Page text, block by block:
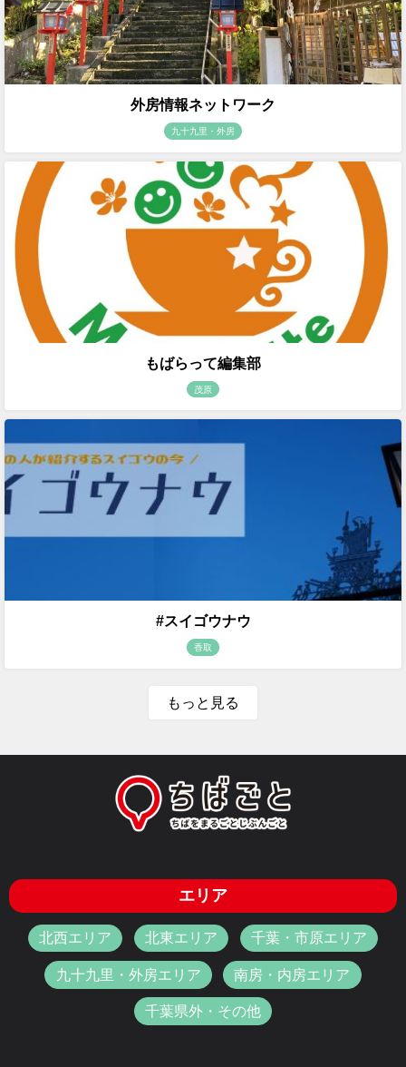
外房情報ネットワーク
九十九里・外房
もばらって編集部
茂原
#スイゴウナウ
香取
もっと見る
エリア
北西エリア 北東エリア 千葉・市原エリア
九十九里・外房エリア 南房・内房エリア
千葉県外・その他